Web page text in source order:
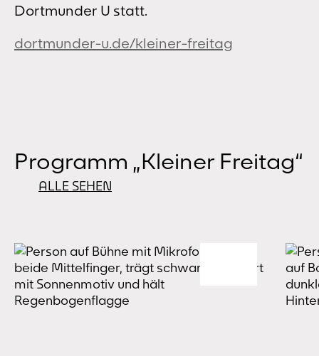
Dortmunder U statt.
dortmunder-u.de/kleiner-freitag
Programm „Kleiner Freitag“
ALLE SEHEN